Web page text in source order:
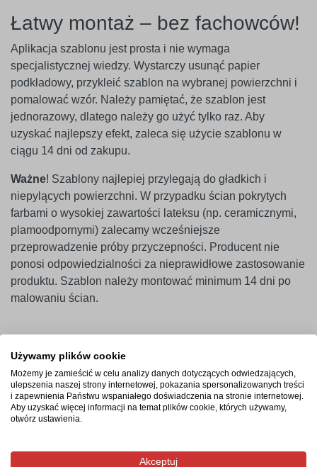
Łatwy montaż – bez fachowców!
Aplikacja szablonu jest prosta i nie wymaga
specjalistycznej wiedzy. Wystarczy usunąć papier
podkładowy, przykleić szablon na wybranej powierzchni i
pomalować wzór. Należy pamiętać, że szablon jest
jednorazowy, dlatego należy go użyć tylko raz. Aby
uzyskać najlepszy efekt, zaleca się użycie szablonu w
ciągu 14 dni od zakupu.
Ważne! Szablony najlepiej przylegają do gładkich i
niepylących powierzchni. W przypadku ścian pokrytych
farbami o wysokiej zawartości lateksu (np. ceramicznymi,
plamoodpornymi) zalecamy wcześniejsze
przeprowadzenie próby przyczepności. Producent nie
ponosi odpowiedzialności za nieprawidłowe zastosowanie
produktu. Szablon należy montować minimum 14 dni po
malowaniu ścian.
Termin realizacji
Produkcja rozpocznie się po zaksięgowaniu płatności i
potrwa od 2-4 dni roboczych. Następnie przesyłka
kurierska zostanie wysłana na wskazany adres, a jej
Używamy plików cookie
Możemy je zamieścić w celu analizy danych dotyczących odwiedzających,
ulepszenia naszej strony internetowej, pokazania spersonalizowanych treści
i zapewnienia Państwu wspaniałego doświadczenia na stronie internetowej.
Aby uzyskać więcej informacji na temat plików cookie, których używamy,
otwórz ustawienia.
Akceptuj